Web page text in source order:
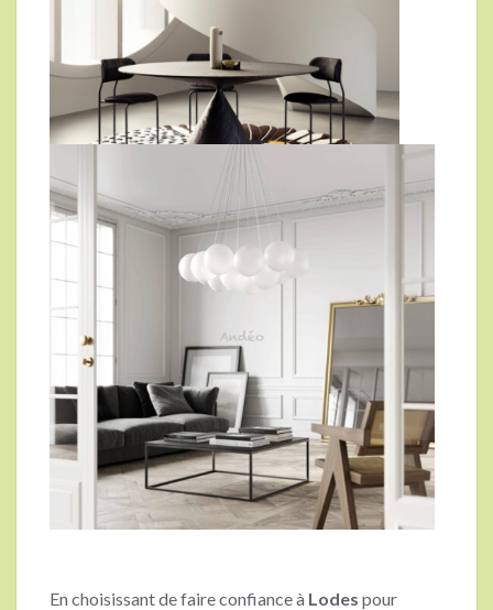
En choisissant de faire confiance à Lodes pour